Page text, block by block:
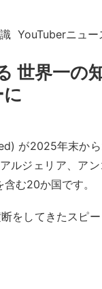
YouTuberニュー
世界一の
が2025年末か
ルジェリア、アン
む20か国です。
をしてきたスピ